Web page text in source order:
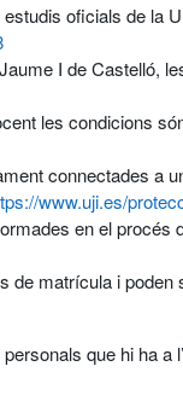
oficials de
I de Castelló,
les condicions
connectades a
www.uji.es/
en el
de matrícula i poden
que hi ha